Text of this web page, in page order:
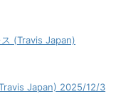
(Travis Japan)
Japan) 2025/12/3